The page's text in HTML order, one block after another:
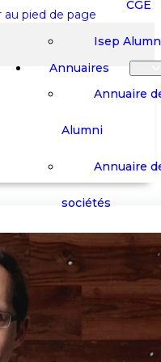
au pied de page
le site
Panier
Boutique
Connecter
CGE
Isep
Annuaires
Annuaire
Alumni
Annuaire
sociétés
Ajouter
Carrières
Offres